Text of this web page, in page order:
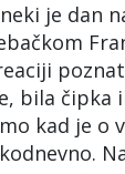
neki je dan
bila čipka
kad je o